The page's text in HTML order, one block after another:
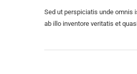
Sed ut perspiciatis unde omnis
ab illo inventore veritatis et